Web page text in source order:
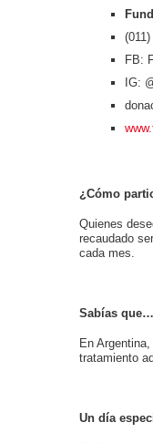
FB:
IG:
¿Cómo
Quienes
recaudado
cada mes.
Sabías que…
En
tratamiento
Un día